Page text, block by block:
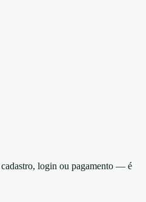
login ou pagamento — é